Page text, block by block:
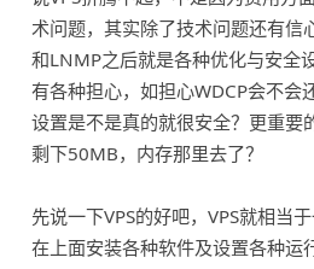
术问题，其实除了技术问题还有信
和LNMP之后就是各种优化与安全
有各种担心，如担心WDCP会不会
设置是不是真的就很安全？更重要
剩下50MB，内存那里去了？
先说一下VPS的好吧，VPS就相当
在上面安装各种软件及设置各种运